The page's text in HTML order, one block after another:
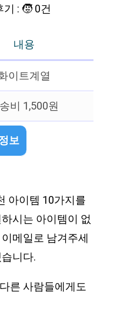
: 🧒 0건
내용
이트계열
비 1,500원
보
아이템 10가지를
시는 아이템이 없
메일로 남겨주세
니다.
른 사람들에게도